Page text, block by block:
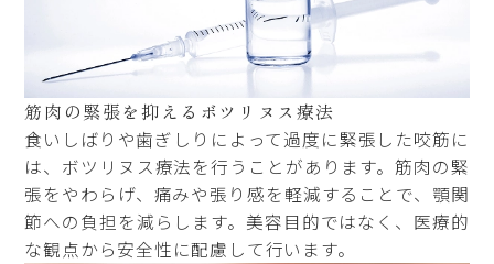
筋肉の緊張を抑える ボツリヌス療法
食いしばりや歯ぎしりによって過度に緊張した咬筋に
は、ボツリヌス療法を行うことがあります。筋肉の緊
張をやわらげ、痛みや張り感を軽減することで、顎関
節への負担を減らします。美容目的ではなく、医療的
な観点から安全性に配慮して行います。